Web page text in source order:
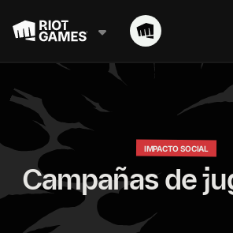
IMPACTO SOCIAL
Campañas de